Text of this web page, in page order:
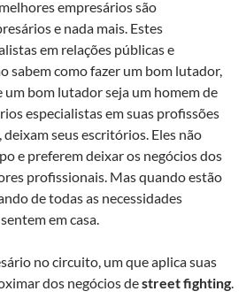
empresários são
e nada mais. Estes
em relações públicas e
sabem como fazer um bom lutador,
um bom lutador seja um homem de
especialistas em suas profissões
seus escritórios. Eles não
e preferem deixar os negócios dos
profissionais. Mas quando estão
de todas as necessidades
em casa.
no circuito, um que aplica suas
dos negócios destreet fighting.